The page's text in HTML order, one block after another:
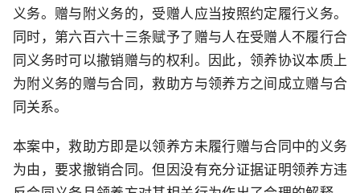
义务。赠与附义务的，受赠人应当按照约定履行义务。
同时，第六百六十三条赋予了赠与人在受赠人不履行合
同义务时可以撤销赠与的权利。因此，领养协议本质上
为附义务的赠与合同，救助方与领养方之间成立赠与合
同关系。
本案中，救助方即是以领养方未履行赠与合同中的义务
为由，要求撤销合同。但因没有充分证据证明领养方违